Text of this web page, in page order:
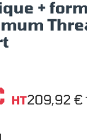
+
HT209,92 €